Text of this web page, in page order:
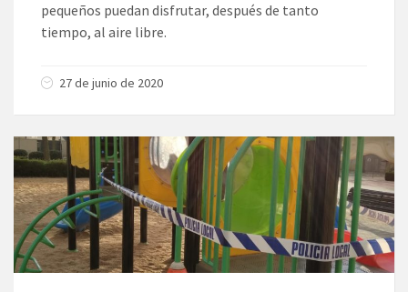
pequeños puedan disfrutar, después de tanto
tiempo, al aire libre.
27 de junio de 2020